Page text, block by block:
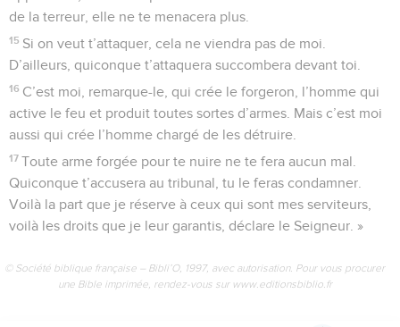
de la terreur, elle ne te menacera plus.
15 Si on veut t’attaquer, cela ne viendra pas de moi.
D’ailleurs, quiconque t’attaquera succombera devant toi.
16 C’est moi, remarque-le, qui crée le forgeron, l’homme qui
active le feu et produit toutes sortes d’armes. Mais c’est moi
aussi qui crée l’homme chargé de les détruire.
17 Toute arme forgée pour te nuire ne te fera aucun mal.
Quiconque t’accusera au tribunal, tu le feras condamner.
Voilà la part que je réserve à ceux qui sont mes serviteurs,
voilà les droits que je leur garantis, déclare le Seigneur. »
© Société biblique française – Bibli’O, 1997, avec autorisation. Pour vous procurer
une Bible imprimée, rendez-vous sur www.editionsbiblio.fr